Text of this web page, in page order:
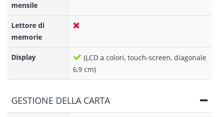
mensile
Lettore di
memorie
Display
(LCD a colori, touch-screen, diagonale
6,9 cm)
GESTIONE DELLA CARTA